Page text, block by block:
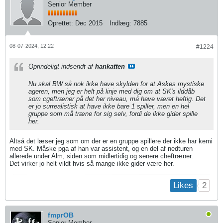
Senior Member
Oprettet: Dec 2015 Indlæg: 7885
#1224
08-07-2024, 12:22
Oprindeligt indsendt af hankatten
Nu skal BW så nok ikke have skylden for at Askes mystiske
ageren, men jeg er helt på linje med dig om at SK's ilddåb
som cgeftræner på det her niveau, må have været heftig. Det
er jo surrealistisk at have ikke bare 1 spiller, men en hel
gruppe som må træne for sig selv, fordi de ikke gider spille
her.
Altså det læser jeg som om der er en gruppe spillere der ikke har kemi
med SK. Måske pga af han var assistent, og en del af nedturen
allerede under Alm, siden som midlertidig og senere cheftræner.
Det virker jo helt vildt hvis så mange ikke gider være her.
Likes 2
fmprOB